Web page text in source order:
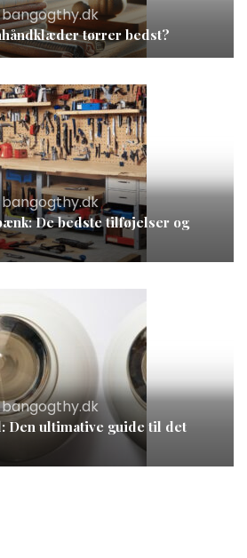
tørrer bedst?
De bedste tilføjelser og
Den ultimative guide til det